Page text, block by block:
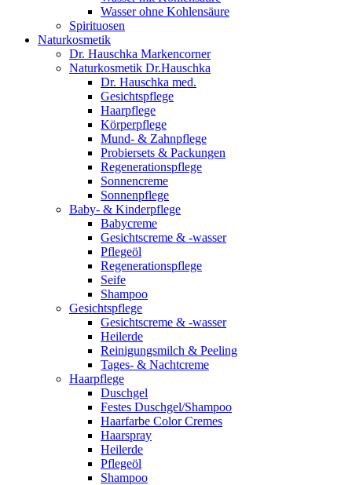
Wasser ohne Kohlensäure
Spirituosen
Naturkosmetik
Dr. Hauschka Markencorner
Naturkosmetik Dr.Hauschka
Dr. Hauschka med.
Gesichtspflege
Haarpflege
Körperpflege
Mund- & Zahnpflege
Probiersets & Packungen
Regenerationspflege
Sonnencreme
Sonnenpflege
Baby- & Kinderpflege
Babycreme
Gesichtscreme & -wasser
Pflegeöl
Regenerationspflege
Seife
Shampoo
Gesichtspflege
Gesichtscreme & -wasser
Heilerde
Reinigungsmilch & Peeling
Tages- & Nachtcreme
Haarpflege
Duschgel
Festes Duschgel/Shampoo
Haarfarbe Color Cremes
Haarspray
Heilerde
Pflegeöl
Shampoo